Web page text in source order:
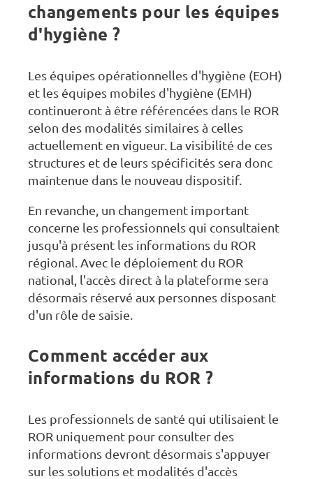
changements pour les équipes
d'hygiène ?
Les équipes opérationnelles d'hygiène (EOH)
et les équipes mobiles d'hygiène (EMH)
continueront à être référencées dans le ROR
selon des modalités similaires à celles
actuellement en vigueur. La visibilité de ces
structures et de leurs spécificités sera donc
maintenue dans le nouveau dispositif.
En revanche, un changement important
concerne les professionnels qui consultaient
jusqu'à présent les informations du ROR
régional. Avec le déploiement du ROR
national, l'accès direct à la plateforme sera
désormais réservé aux personnes disposant
d'un rôle de saisie.
Comment accéder aux
informations du ROR ?
Les professionnels de santé qui utilisaient le
ROR uniquement pour consulter des
informations devront désormais s'appuyer
sur les solutions et modalités d'accès